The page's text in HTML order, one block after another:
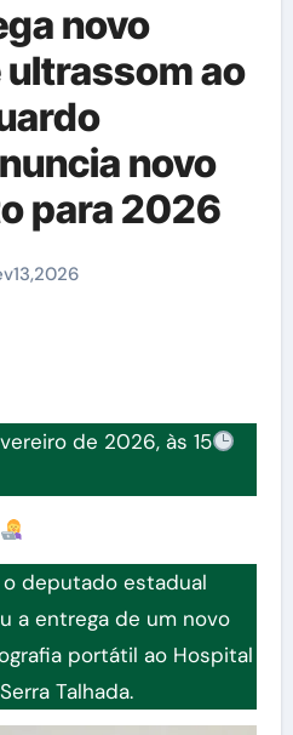
novo
ao
novo
para 2026
de 2026, às 15
deputado estadual
a entrega de um novo
portátil ao Hospital
Talhada.